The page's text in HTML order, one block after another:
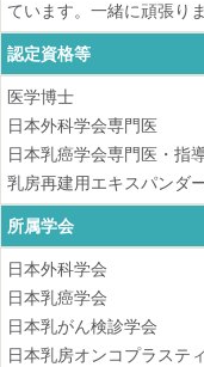
ています。一緒に頑張り
認定資格等
医学博士
日本外科学会専門医
日本乳癌学会専門医・指
乳房再建用エキスパンダ
所属学会
日本外科学会
日本乳癌学会
日本乳がん検診学会
日本乳房オンコプラステ